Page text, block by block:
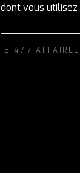
dont vous utilisez
15:47 /